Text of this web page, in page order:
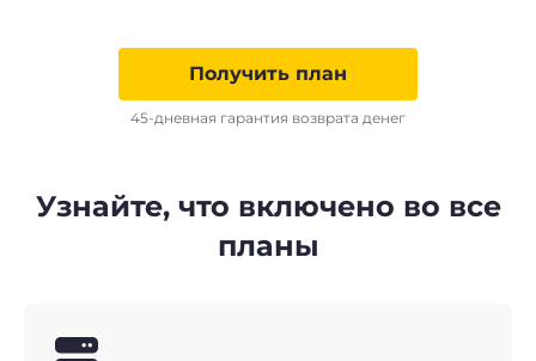
Получить план
45-дневная гарантия возврата денег
Узнайте, что включено во все
планы